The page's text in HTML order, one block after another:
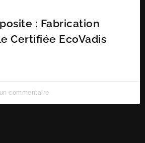
: Fabrication
Certifiée EcoVadis
commentaire